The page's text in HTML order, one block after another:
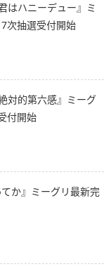
はハニーデュー』ミ
次抽選受付開始
対的第六感』ミーグ
付開始
か』ミーグリ最新完